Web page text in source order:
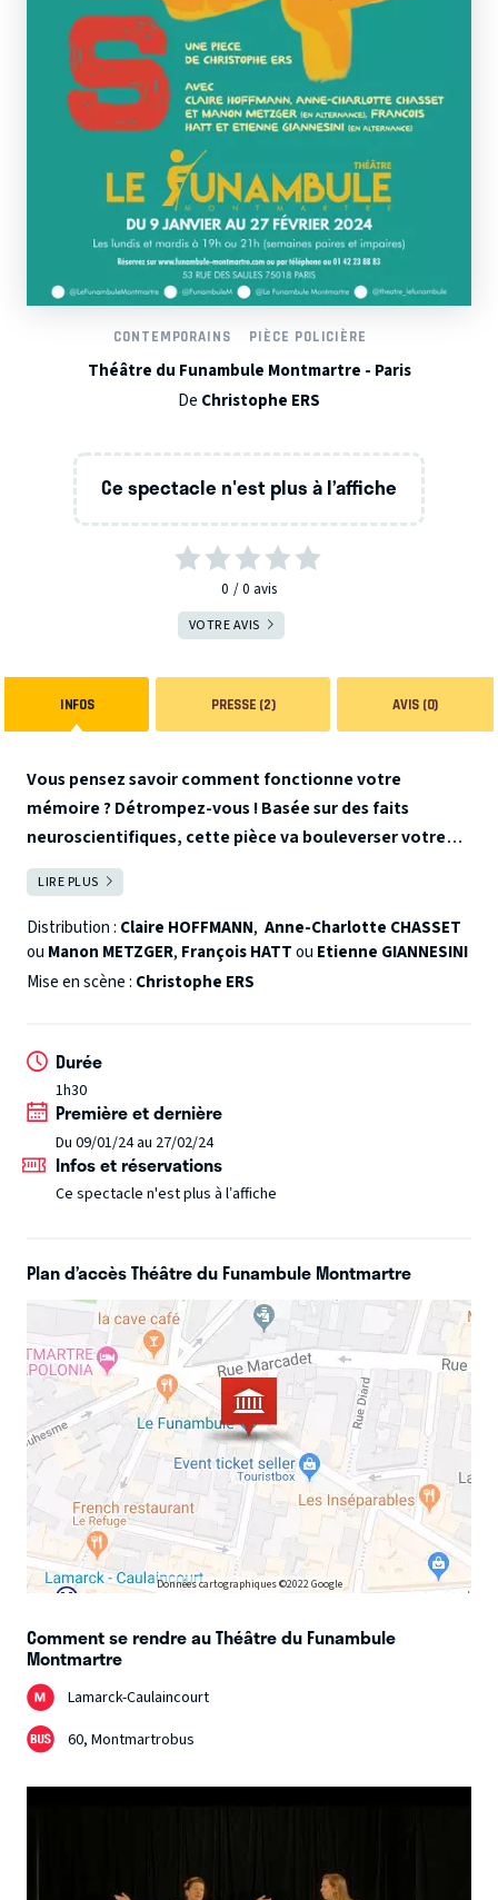
CONTEMPORAINS PIÈCE POLICIÈRE
Théâtre du Funambule Montmartre - Paris
De Christophe ERS
Ce spectacle n'est plus à l’affiche
0 0 avis
VOTRE AVIS
INFOS PRESSE (2) AVIS (0)
Vous pensez savoir comment fonctionne votre
mémoire ? Détrompez-vous ! Basée sur des faits
neuroscientifiques, cette pièce va bouleverser votre
vision de la mémoire !
chantier, inconscient, avec une balle dans la tête. A
quelques mètres de lui, une femme, elle aussi
inconsciente, mais sans aucune blessure. Les deux victimes
ont perdu la mémoire. Une policière perturbée, sous
entrecoupée de flashbacks historiques sur l’histoire des
neurosciences, avec des personnages célèbres ayant perdu
la mémoire et ponctuée d’interludes comiques, ludiques et
interactifs.
LIRE PLUS
Distribution : Claire HOFFMANN, Anne-Charlotte CHASSET
ou Manon METZGER, François HATTou Etienne GIANNESINI
Mise en scène : Christophe ERS
Durée
1h30
Première et dernière
Du 09/01/24 au 27/02/24
Infos et réservations
Ce spectacle n'est plus à l’affiche
Plan d’accès Théâtre du Funambule Montmartre
Données cartographiques ©2022 Google
Comment se rendre au Théâtre du Funambule
Montmartre
Lamarck-Caulaincourt
60, Montmartrobus